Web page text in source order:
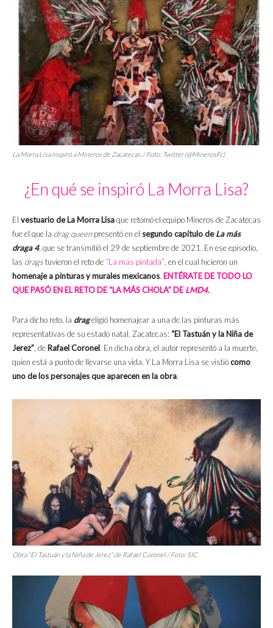
La Morra Lisa inspiró a Mineros de Zacatecas. / Foto: Twitter (@MinerosFc)
¿En qué se inspiró La Morra Lisa?
El vestuario de La Morra Lisaque retomó el equipo Mineros de Zacatecas
fue el que la drag queenpresentó en el segundo capítulo deLa más
draga 4, que se transmitió el 29 de septiembre de 2021. En ese episodio,
las dragstuvieron el reto de “La más pintada” en el cual hicieron un
homenaje a pinturas y murales mexicanos. ENTÉRATE DE TODO LO
QUE PASÓ EN EL RETO DE “LA MÁS CHOLA” DE LMD4.
Para dicho reto, la drageligió homenajear a una de las pinturas más
representativas de su estado natal, Zacatecas: “El Tastuán y la Niña de
Jerez” , de Rafael Coronel. En dicha obra, el autor representó a la muerte,
quien está a punto de llevarse una vida. Y La Morra Lisa se vistiócomo
uno de los personajes que aparecen en la obra.
Obra “El Tastuán y la Niña de Jerez” de Rafael Coronel / Foto: SIC